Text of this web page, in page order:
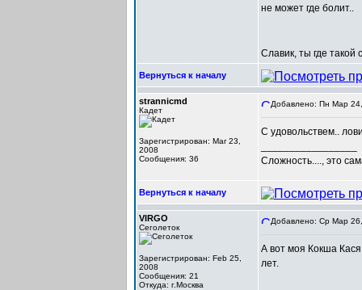
не может где болит..
Славик, ты где
Вернуться к началу
strannicmd
Кадет
Зарегистрирован: Mar 23,
2008
Сообщения: 36
Добавлено: Пн Мар
С удовольствем..
Сложность...., это
Вернуться к началу
VIRGO
Сеголеток
Зарегистрирован: Feb 25,
2008
Сообщения: 21
Откуда: г.Москва
Добавлено: Ср Мар
А вот моя Кокша
лет.